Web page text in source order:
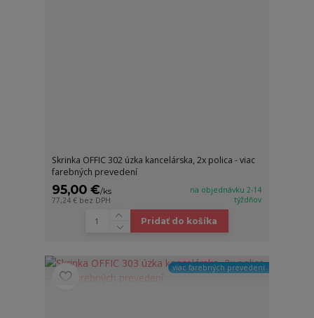
Skrinka OFFIC 302 úzka kancelárska, 2x polica - viac
farebných prevedení
95,00 €/ks
77,24 € bez DPH
na objednávku 2-14
týždňov
Pridať do košíka
viac farebných prevedení